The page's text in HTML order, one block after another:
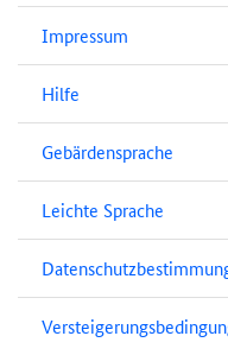
Impressum
Hilfe
Gebärdensprache
Leichte Sprache